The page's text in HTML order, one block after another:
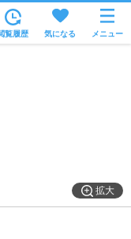
から
ら
覧履歴 気になる メニュー
拡大